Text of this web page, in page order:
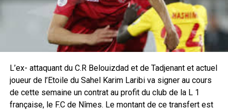
L’ex- attaquant du C.R Belouizdad et de Tadjenant et actuel
joueur de l’Etoile du Sahel Karim Laribi va signer au cours
de cette semaine un contrat au profit du club de la L 1
française, le F.C de Nîmes. Le montant de ce transfert est